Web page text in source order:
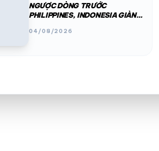
NGƯỢC DÒNG TRƯỚC
PHILIPPINES, INDONESIA GIÀNH
2026
04/08/2026